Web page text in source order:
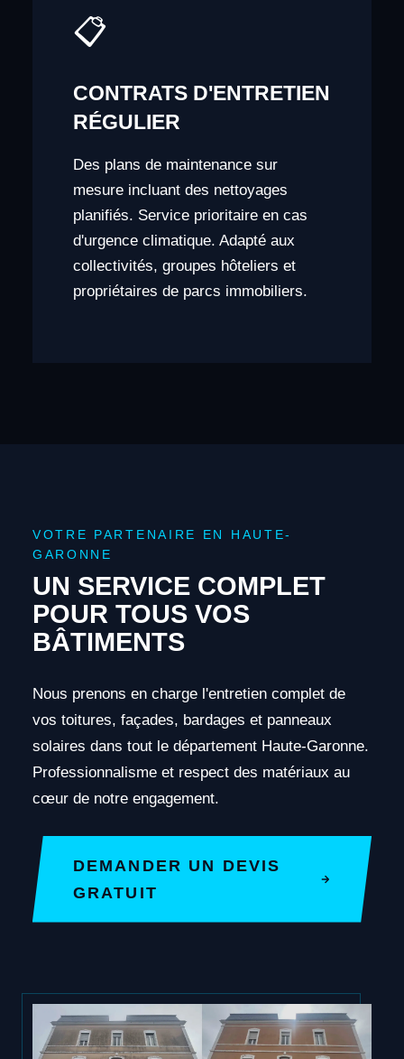
📋
CONTRATS D'ENTRETIEN
RÉGULIER
Des plans de maintenance sur
mesure incluant des nettoyages
planifiés. Service prioritaire en cas
d'urgence climatique. Adapté aux
collectivités, groupes hôteliers et
propriétaires de parcs immobiliers.
VOTRE PARTENAIRE EN HAUTE-
GARONNE
UN SERVICE COMPLET
POUR TOUS VOS
BÂTIMENTS
Nous prenons en charge l'entretien complet de
vos toitures, façades, bardages et panneaux
solaires dans tout le département Haute-Garonne.
Professionnalisme et respect des matériaux au
cœur de notre engagement.
DEMANDER UN DEVIS
GRATUIT